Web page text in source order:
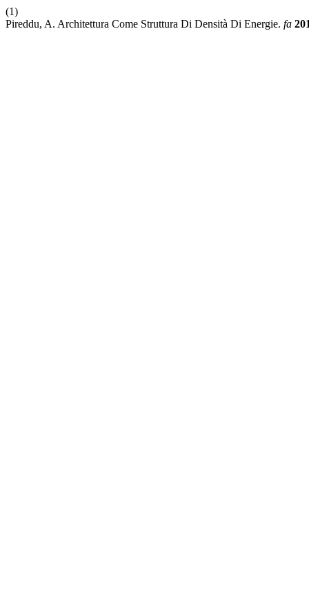
(1)
Pireddu, A. Architettura Come Struttura Di Densità Di Energie. fa